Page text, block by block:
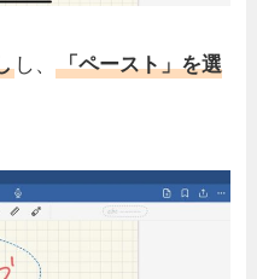
し、「ペースト」を選